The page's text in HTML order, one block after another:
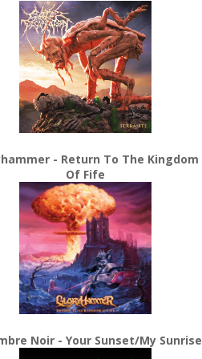
- Return To The Kingdom
Of Fife
Noir - Your Sunset/My Sunrise